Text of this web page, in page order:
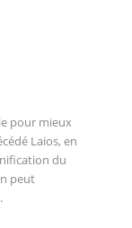
pour mieux
Laios, en
du
peut